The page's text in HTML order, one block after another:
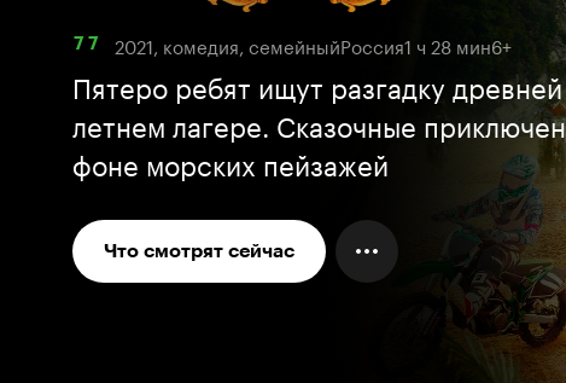
7 7 2021, комедия, семейныйРоссия1 ч 28 мин6+
Пятеро ребят ищут разгадку
летнем лагере. Сказочные
фоне морских пейзажей
Что смотрят сейчас